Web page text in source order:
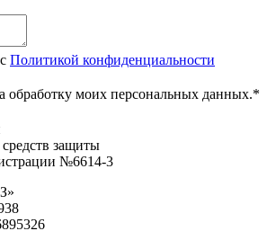
Политикой конфиденциальности
обработку моих персональных данных.*
защиты
№6614-3